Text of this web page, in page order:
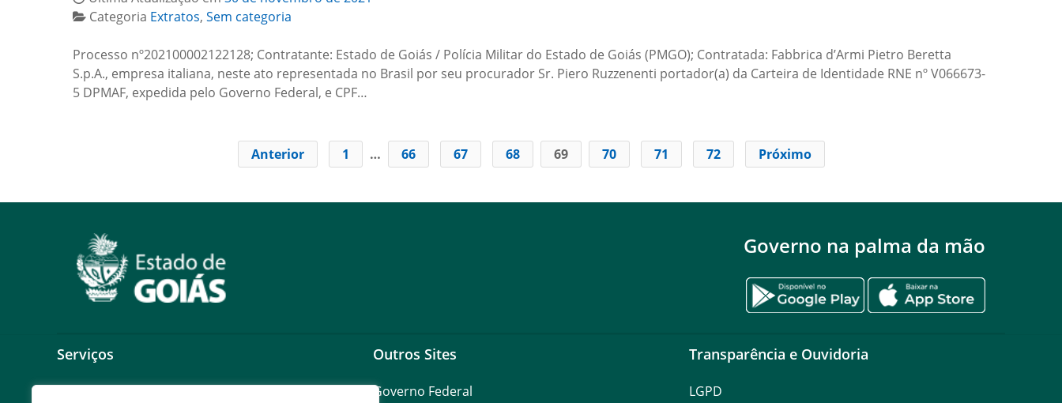
Categoria Extratos, Sem categoria
Processo nº202100002122128; Contratante: Estado de Goiás / Polícia Militar do Estado de Goiás (PMGO); Contratada: Fabbrica d’Armi Pietro Beretta
S.p.A., empresa italiana, neste ato representada no Brasil por seu procurador Sr. Piero Ruzzenenti portador(a) da Carteira de Identidade RNE nº V066673-
5 DPMAF, expedida pelo Governo Federal, e CPF…
Anterior 1 … 66 67 68 69 70 71 72 Próximo
Governo na palma da mão
Serviços Outros Sites
Governo Federal
Transparência e Ouvidoria
LGPD